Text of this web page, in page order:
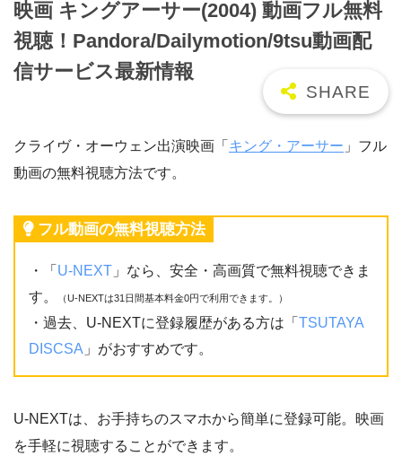
映画 キングアーサー(2004) 動画フル無料
視聴！Pandora/Dailymotion/9tsu動画配
信サービス最新情報
クライヴ・オーウェン出演映画「 キング・アーサー 」フル
動画の無料視聴方法です。
フル動画の無料視聴方法
・「 U-NEXT 」なら、安全・高画質で無料視聴できま
す。
（U-NEXTは31日間基本料金0円で利用できます。）
・過去、U-NEXTに登録履歴がある方は「 TSUTAYA
DISCSA 」がおすすめです。
U-NEXTは、お手持ちのスマホから簡単に登録可能。映画
を手軽に視聴することができます。